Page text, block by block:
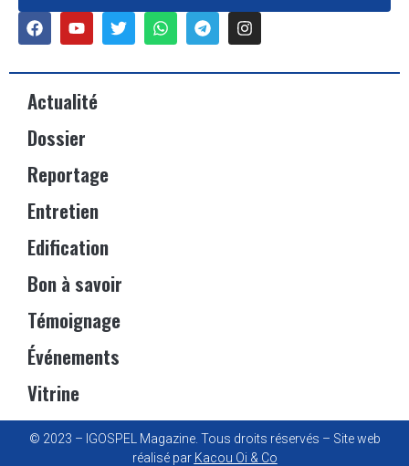
Actualité
Dossier
Reportage
Entretien
Edification
Bon à savoir
Témoignage
Événements
Vitrine
© 2023 – IGOSPEL Magazine. Tous droits réservés – Site web
réalisé par Kacou Oi & Co